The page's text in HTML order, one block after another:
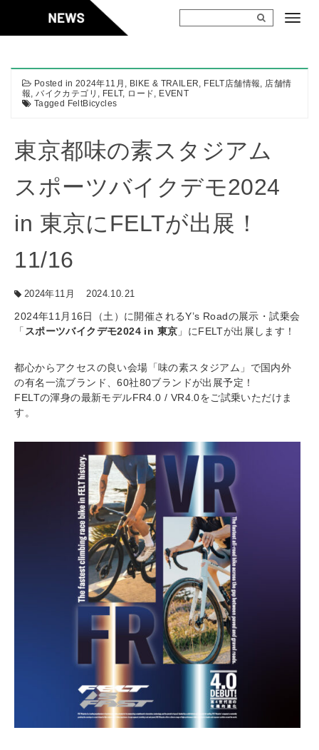
content
Posted in 2024年11月 , BIKE & TRAILER, FELT店舗情報, 店舗情
報,バイクカテゴリ , FELT, ロード, EVENT
Tagged FeltBicycles
東京都味の素スタジアム
スポーツバイクデモ2024
in 東京にFELTが出展！
11/16
2024年11月 2024.10.21
2024年11月16日（土）に開催されるY’s Roadの展示・試乗会
「 スポーツバイクデモ2024 in 東京 」にFELTが出展します！
都心からアクセスの良い会場「味の素スタジアム」で国内外
の有名一流ブランド、60社80ブランドが出展予定！
FELTの渾身の最新モデルFR4.0 / VR4.0をご試乗いただけま
す。